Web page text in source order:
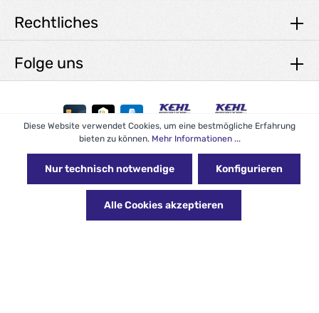
Folge uns
Rechtliches
Zenit Design
* Alle Preise exkl. gesetzl. Mehrwertsteuer zzgl.Versandkosten
und ggf. Nachnahmegebühren, wenn nicht anders angegeben.
Diese Website verwendet Cookies, um eine bestmögliche Erfahrung
bieten zu können. Mehr Informationen ...
Nur technisch notwendige Konfigurieren
Alle Cookies akzeptieren